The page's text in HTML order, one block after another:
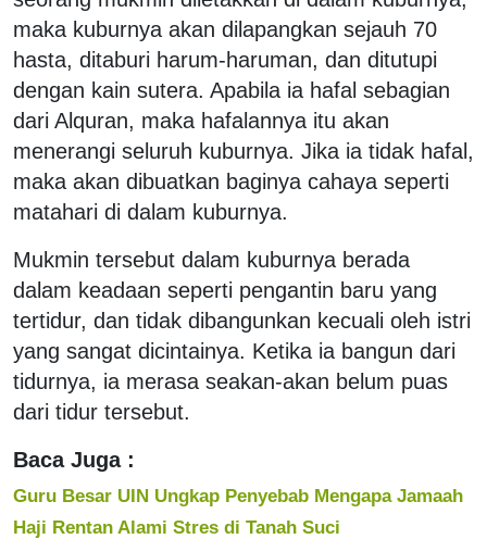
maka kuburnya akan dilapangkan sejauh 70
hasta, ditaburi harum-haruman, dan ditutupi
dengan kain sutera. Apabila ia hafal sebagian
dari Alquran, maka hafalannya itu akan
menerangi seluruh kuburnya. Jika ia tidak hafal,
maka akan dibuatkan baginya cahaya seperti
matahari di dalam kuburnya.
Mukmin tersebut dalam kuburnya berada
dalam keadaan seperti pengantin baru yang
tertidur, dan tidak dibangunkan kecuali oleh istri
yang sangat dicintainya. Ketika ia bangun dari
tidurnya, ia merasa seakan-akan belum puas
dari tidur tersebut.
Baca Juga :
Guru Besar UIN Ungkap Penyebab Mengapa Jamaah
Haji Rentan Alami Stres di Tanah Suci